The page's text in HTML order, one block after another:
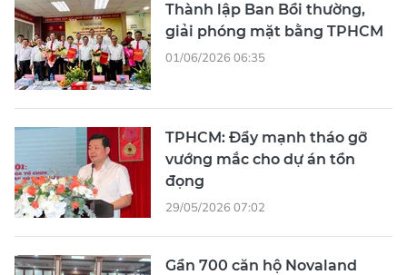
Thành lập Ban Bồi thường,
giải phóng mặt bằng TPHCM
01/06/2026 06:35
TPHCM: Đẩy mạnh tháo gỡ
vướng mắc cho dự án tồn
đọng
29/05/2026 07:02
Gần 700 căn hộ Novaland